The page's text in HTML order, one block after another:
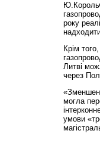
року
Крім
Литві
через
могла
умови